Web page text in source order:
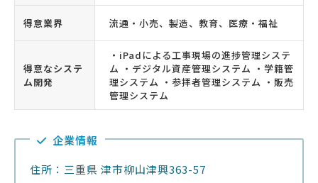
得意業界 流通・小売、製造、教育、医療・福祉
得意なシステ
ム開発
・iPadによる工事現場の進捗管理システ
ム ・デジタル資産管理システム ・学籍管
理システム ・参拝者管理システム ・販売
管理システム
企業情報
住所：三重県 津市柳山津興363-57